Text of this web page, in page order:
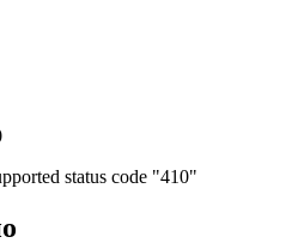
status code "410"